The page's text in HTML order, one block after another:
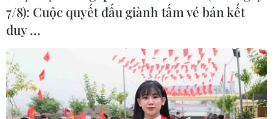
7/8): Cuộc quyết đấu giành tấm vé bán kết
duy …